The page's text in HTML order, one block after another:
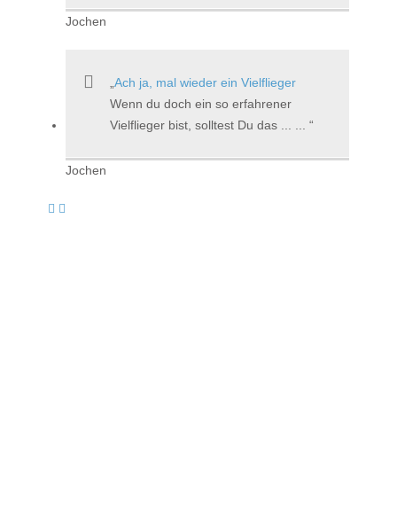
Jochen
Ach ja, mal wieder ein Vielflieger
Wenn du doch ein so erfahrener
Vielflieger bist, solltest Du das ... ...
Jochen